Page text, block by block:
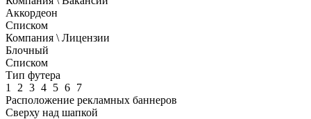
Аккордеон
Списком
Компания \ Лицензии
Блочный
Списком
Тип футера
1
2 3 4 5 6 7
Расположение рекламных баннеров
Сверху над шапкой